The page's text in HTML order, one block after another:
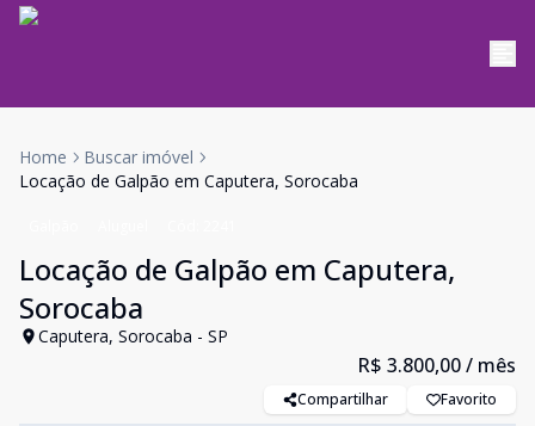
Home
Buscar imóvel
Locação de Galpão em Caputera, Sorocaba
Locação de Galpão em Caputera,
Sorocaba
Caputera, Sorocaba - SP
R$ 3.800,00/ mês
Compartilhar Favorito